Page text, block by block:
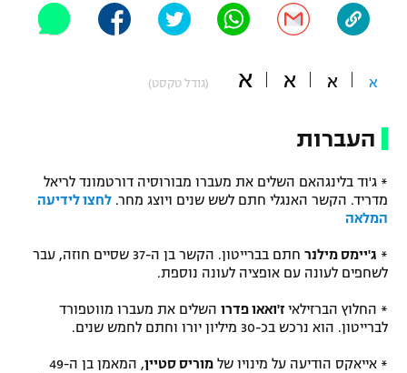
"מחצית בשכונה" – פודקאסט
משתתפים וזוכים בפרסים
תקנון משתתפים וזוכים בפרסים
תקנון עבור פעילות אלקטרה
תקנון עבור פעילות ספורט 1 – "מרלן"
טניס
גיימינג E-Sports
תנאי שימוש
מדיניות פרטיות
אופניים
ספורט מוטורי
בייסבול MLB
ספורט אתגרי ואקסטרים
אומנויות לחימה
א א א א (גודל טקסט)
העברות
* ג'וד בלינגהאם השלים את מעברו מבורוסיה דורטמונד לריאל
מדריד. הקשר האנגלי חתם לשש שנים ויוצג מחר. לחצו לידיעה
המלאה
* ג'יימס מילנר
חתם בברייטון. הקשר בן ה-37 שסיים חוזה, עבר
לשחפים לעונה עם אופציה לעונה נוספת.
* החלוץ הברזילאי ז'ואאו פדרו השלים את מעברו מווטפורד
לברייטון. הוא נרכש בכ-30 מיליון יורו וחתם לחמש שנים.
* אייאקס הודיעה על מינויו של מוריס סטיין
, המאמן בן ה-49